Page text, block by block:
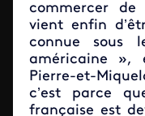
commercer de
vient enfin
connue sous
américaine »,
Pierre-et-
c’est parce
française est